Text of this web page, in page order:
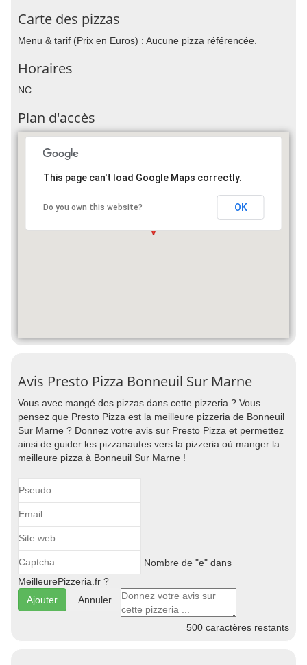
Carte des pizzas
Menu & tarif (Prix en Euros) : Aucune pizza référencée.
Horaires
NC
Plan d'accès
This page can't load Google Maps correctly.
Do you own this website? OK
Avis Presto Pizza Bonneuil Sur Marne
Vous avec mangé des pizzas dans cette pizzeria ? Vous
pensez que Presto Pizza est la meilleure pizzeria de Bonneuil
Sur Marne ? Donnez votre avis sur Presto Pizza et permettez
ainsi de guider les pizzanautes vers la pizzeria où manger la
meilleure pizza à Bonneuil Sur Marne !
Nombre de "e" dans
MeilleurePizzeria.fr ?
Annuler
500 caractères restants